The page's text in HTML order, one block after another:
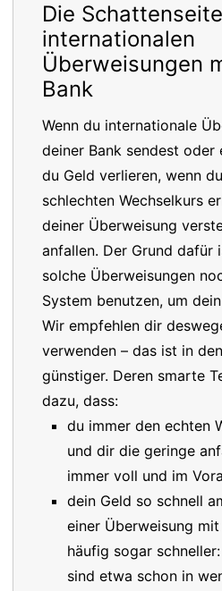
Die
internationalen
Überweisungen
Bank
Wenn du internationale
deiner Bank sendest oder
du Geld verlieren, wenn
schlechten Wechselkurs
deiner Überweisung
anfallen. Der Grund dafür
solche Überweisungen
System benutzen, um
Wir empfehlen dir
verwenden – das ist in
günstiger. Deren smarte
dazu, dass:
du immer den echten
und dir die geringe
immer voll und im
dein Geld so schnell
einer Überweisung
häufig sogar
sind etwa schon in